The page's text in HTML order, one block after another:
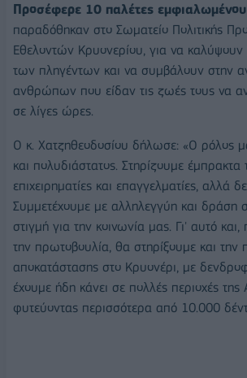
Προσέφερε 10 παλέτες
παραδόθηκαν στο Σωματείο Πολιτικής
Εθελοντών Κρυονερίου, για να καλύψουν
των πληγέντων και να συμβάλουν στην
ανθρώπων που είδαν τις ζωές τους να
σε λίγες ώρες.
Ο κ. Χατζηθεοδοσίου δήλωσε: «Ο ρόλος
και πολυδιάστατος. Στηρίζουμε έμπρακτα
επιχειρηματίες και επαγγελματίες, αλλά
Συμμετέχουμε με αλληλεγγύη και δράση
στιγμή για την κοινωνία μας. Γι' αυτό
την πρωτοβουλία, θα στηρίξουμε και την
αποκατάστασης στο Κρυονέρι, με
έχουμε ήδη κάνει σε πολλές περιοχές της
φυτεύοντας περισσότερα από 10.000